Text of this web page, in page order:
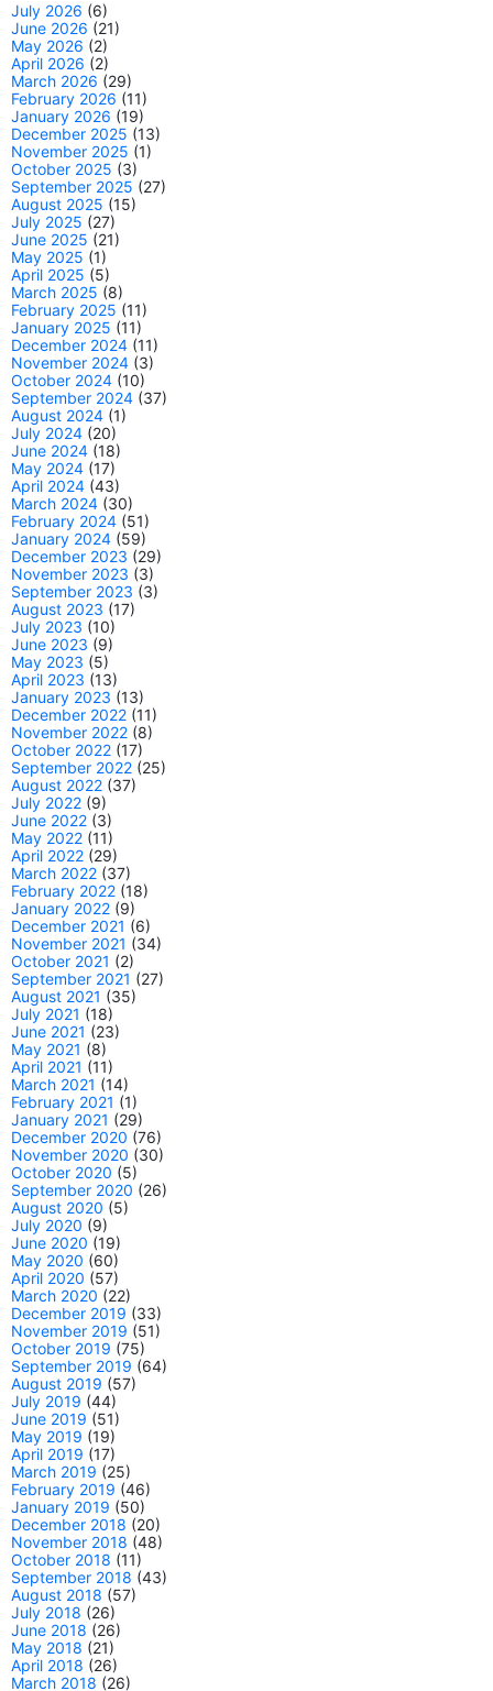
July 2026 (6)
June 2026 (21)
May 2026 (2)
April 2026 (2)
March 2026 (29)
February 2026 (11)
January 2026 (19)
December 2025 (13)
November 2025 (1)
October 2025 (3)
September 2025 (27)
August 2025 (15)
July 2025 (27)
June 2025 (21)
May 2025 (1)
April 2025 (5)
March 2025 (8)
February 2025 (11)
January 2025 (11)
December 2024 (11)
November 2024 (3)
October 2024 (10)
September 2024 (37)
August 2024 (1)
July 2024 (20)
June 2024 (18)
May 2024 (17)
April 2024 (43)
March 2024 (30)
February 2024 (51)
January 2024 (59)
December 2023 (29)
November 2023 (3)
September 2023 (3)
August 2023 (17)
July 2023 (10)
June 2023 (9)
May 2023 (5)
April 2023 (13)
January 2023 (13)
December 2022 (11)
November 2022 (8)
October 2022 (17)
September 2022 (25)
August 2022 (37)
July 2022 (9)
June 2022 (3)
May 2022 (11)
April 2022 (29)
March 2022 (37)
February 2022 (18)
January 2022 (9)
December 2021 (6)
November 2021 (34)
October 2021 (2)
September 2021 (27)
August 2021 (35)
July 2021 (18)
June 2021 (23)
May 2021 (8)
April 2021 (11)
March 2021 (14)
February 2021 (1)
January 2021 (29)
December 2020 (76)
November 2020 (30)
October 2020 (5)
September 2020 (26)
August 2020 (5)
July 2020 (9)
June 2020 (19)
May 2020 (60)
April 2020 (57)
March 2020 (22)
December 2019 (33)
November 2019 (51)
October 2019 (75)
September 2019 (64)
August 2019 (57)
July 2019 (44)
June 2019 (51)
May 2019 (19)
April 2019 (17)
March 2019 (25)
February 2019 (46)
January 2019 (50)
December 2018 (20)
November 2018 (48)
October 2018 (11)
September 2018 (43)
August 2018 (57)
July 2018 (26)
June 2018 (26)
May 2018 (21)
April 2018 (26)
March 2018 (26)